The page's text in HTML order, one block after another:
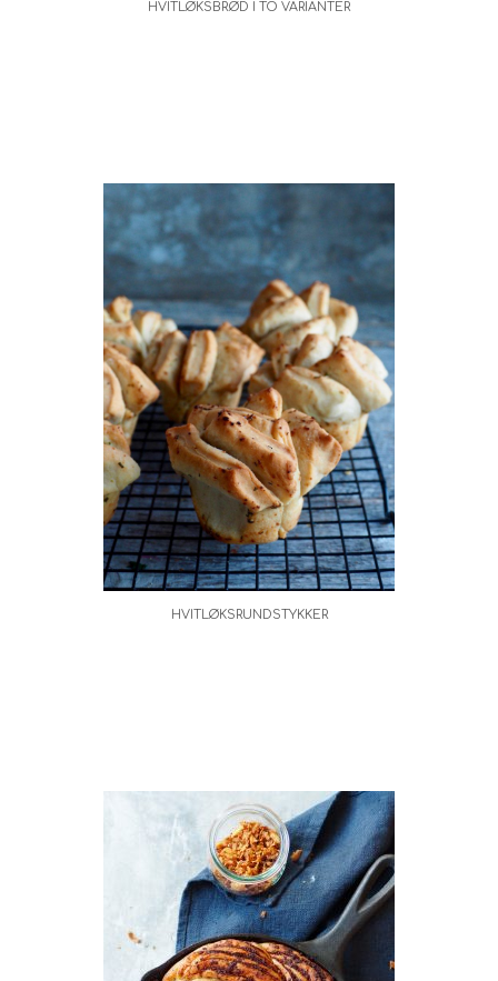
HVITLØKSBRØD I TO VARIANTER
HVITLØKSRUNDSTYKKER